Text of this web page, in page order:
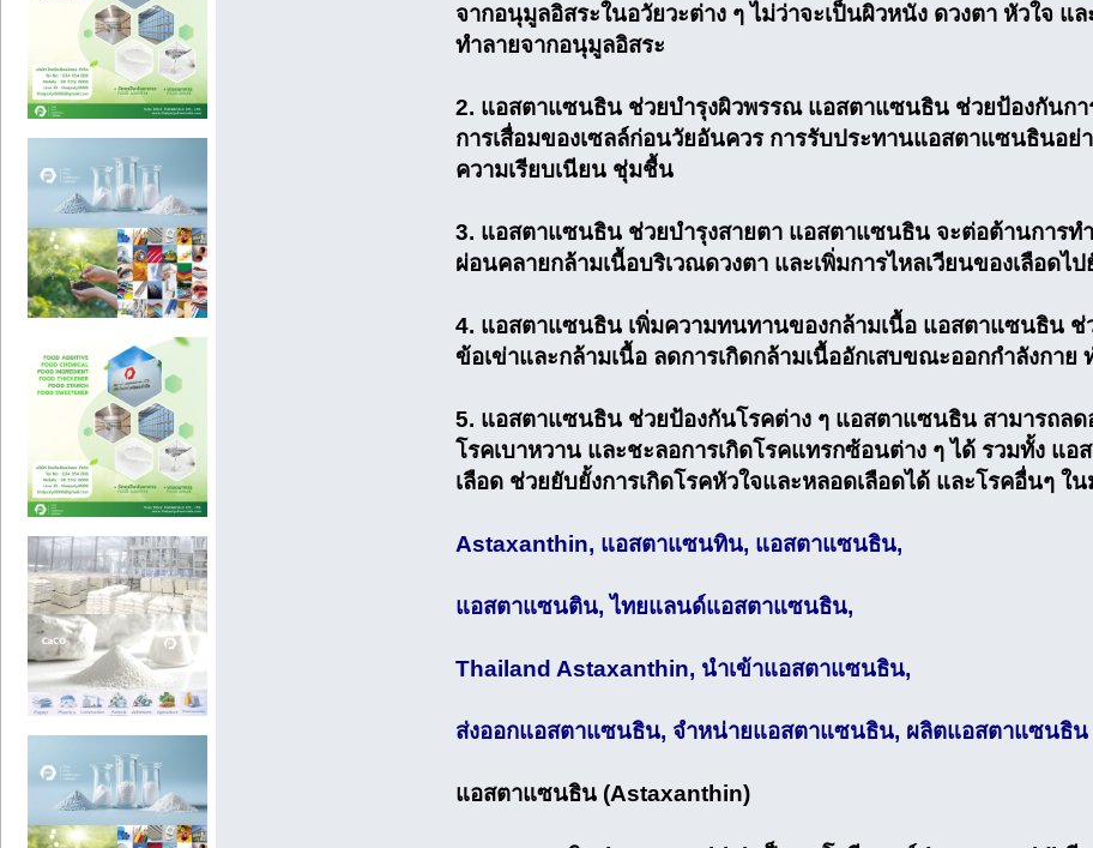
จากอนุมูลอิสระในอวัยวะต่าง ๆ ไม่ว่าจะเป็นผิวหนัง ดวงตา หัวใจ แ
ทำลายจากอนุมูลอิสระ
2. แอสตาแซนธิน ช่วยบำรุงผิวพรรณ แอสตาแซนธิน ช่วยป้องกันกา
การเสื่อมของเซลล์ก่อนวัยอันควร การรับประทานแอสตาแซนธินอย่
ความเรียบเนียน ชุ่มชื้น
3. แอสตาแซนธิน ช่วยบำรุงสายตา แอสตาแซนธิน จะต่อต้านการท
ผ่อนคลายกล้ามเนื้อบริเวณดวงตา และเพิ่มการไหลเวียนของเลือดไ
4. แอสตาแซนธิน เพิ่มความทนทานของกล้ามเนื้อ แอสตาแซนธิน ช่
ข้อเข่าและกล้ามเนื้อ ลดการเกิดกล้ามเนื้ออักเสบขณะออกกำลังกา
5. แอสตาแซนธิน ช่วยป้องกันโรคต่าง ๆ แอสตาแซนธิน สามารถล
โรคเบาหวาน และชะลอการเกิดโรคแทรกซ้อนต่าง ๆ ได้ รวมทั้ง
เลือด ช่วยยับยั้งการเกิดโรคหัวใจและหลอดเลือดได้ และโรคอื่นๆ ใ
Astaxanthin, แอสตาแซนทิน, แอสตาแซนธิน,
แอสตาแซนติน, ไทยแลนด์แอสตาแซนธิน,
Thailand Astaxanthin, นำเข้าแอสตาแซนธิน,
ส่งออกแอสตาแซนธิน, จำหน่ายแอสตาแซนธิน, ผลิตแอสตาแซนธิน
แอสตาแซนธิน (Astaxanthin)